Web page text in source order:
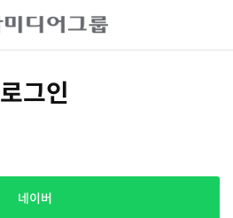
로그인
네이버